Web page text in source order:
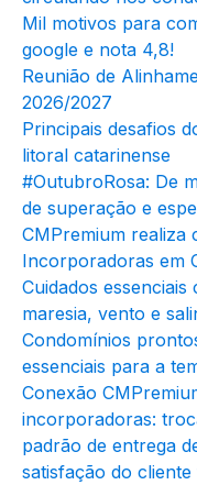
Mil motivos para
google e nota 4,8!
Reunião de
2026/2027
Principais desafios
litoral catarinense
#OutubroRosa: De
de superação e
CMPremium realiza
Incorporadoras em
Cuidados
maresia, vento e
Condomínios
essenciais para a
Conexão
incorporadoras:
padrão de entrega
satisfação do cliente